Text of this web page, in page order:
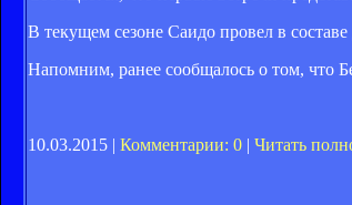
В текущем сезоне Саидо провел в
Напомним, ранее сообщалось о том, что
10.03.2015 | Комментарии: 0 | Читать